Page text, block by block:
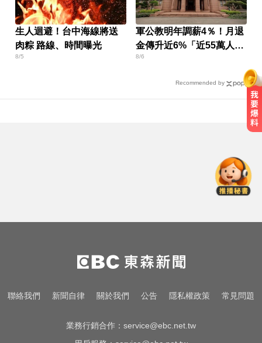
生人迴避！台中海線將送
肉粽 路線、時間曝光
8/5
軍公教明年調薪4％！月退
金傳升近6%「近55萬人受
惠」
8/6
Recommended by
大研究：罹癌風險下降4成
白海豚來襲又有「颱風整備假」？
蔣：六日恐有豪雨
尼斯湖水怪又現身！遊湖拍到「神
聯絡我們 新聞自律 關於我們 公告 隱私權政策 常見問題
業務行銷合作： service@ebc.net.tw